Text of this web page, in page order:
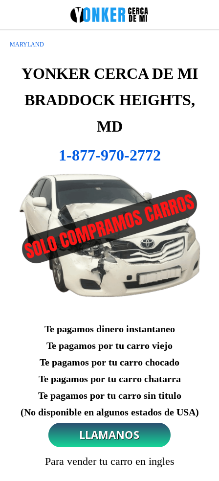
MARYLAND
YONKER CERCA DE MI
BRADDOCK HEIGHTS,
MD
1-877-970-2772
Te pagamos dinero instantaneo
Te pagamos por tu carro viejo
Te pagamos por tu carro chocado
Te pagamos por tu carro chatarra
Te pagamos por tu carro sin titulo
(No disponible en algunos estados de USA)
Para vender tu carro en ingles